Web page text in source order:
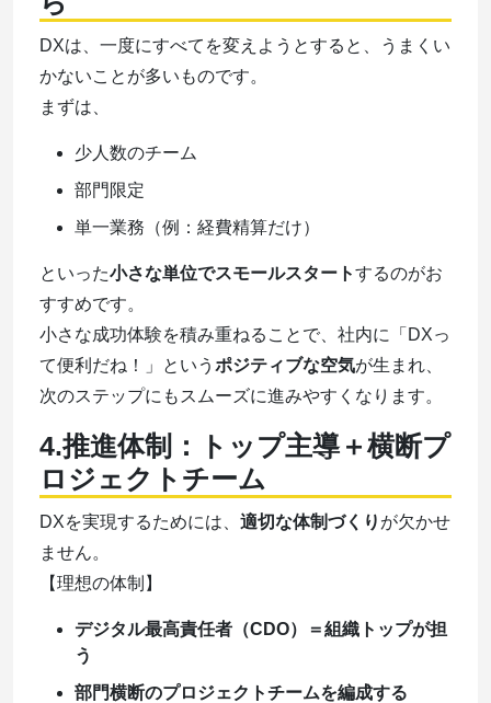
DXは、一度にすべてを変えようとすると、うまくい
かないことが多いものです。
まずは、
少人数のチーム
部門限定
単一業務（例：経費精算だけ）
といった小さな単位でスモールスタートするのがお
すすめです。
小さな成功体験を積み重ねることで、社内に「DXっ
て便利だね！」という ポジティブな空気が生まれ、
次のステップにもスムーズに進みやすくなります。
4.推進体制：トップ主導＋横断プ
ロジェクトチーム
DXを実現するためには、 適切な体制づくり が欠かせ
ません。
【理想の体制】
デジタル最高責任者（CDO）＝組織トップが担
う
部門横断のプロジェクトチームを編成する